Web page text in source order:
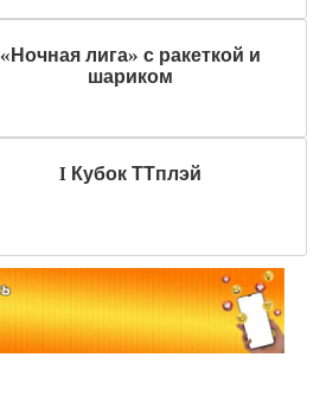
«Ночная лига» с ракеткой и
шариком
I Кубок ТТплэй